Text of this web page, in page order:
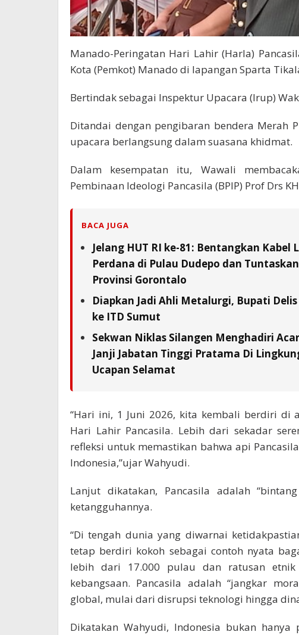
Manado-Peringatan Hari Lahir (Harla)
Kota (Pemkot) Manado di lapangan Sparta
Bertindak sebagai Inspektur Upacara (Irup)
Ditandai dengan pengibaran bendera Merah
upacara berlangsung dalam suasana khidmat.
Dalam kesempatan itu, Wawali
Pembinaan Ideologi Pancasila (BPIP) Prof Drs
BACA JUGA
Jelang HUT RI ke-81: Bentangkan
Perdana di Pulau Dudepo dan
Provinsi Gorontalo
Diapkan Jadi Ahli Metalurgi, Bupati
ke ITD Sumut
Sekwan Niklas Silangen Menghadiri
Janji Jabatan Tinggi Pratama Di
Ucapan Selamat
“Hari ini, 1 Juni 2026, kita kembali berdiri di
Hari Lahir Pancasila. Lebih dari sekadar
refleksi untuk memastikan bahwa api
Indonesia,”ujar Wahyudi.
Lanjut dikatakan, Pancasila adalah
ketangguhannya.
“Di tengah dunia yang diwarnai
tetap berdiri kokoh sebagai contoh nyata
lebih dari 17.000 pulau dan ratusan
kebangsaan. Pancasila adalah “jangkar
global, mulai dari disrupsi teknologi hingga
Dikatakan Wahyudi, Indonesia bukan